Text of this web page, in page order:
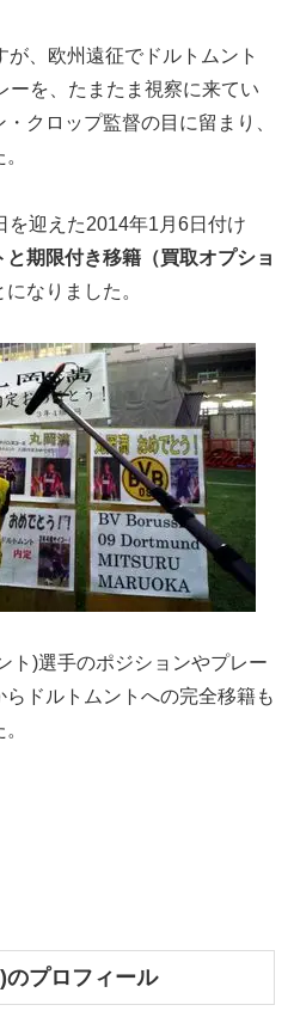
、欧州遠征でドルトムント
ーを、たまたま視察に来てい
クロップ監督の目に留まり、
を迎えた2014年1月6日付け
と期限付き移籍（買取オプショ
なりました。
ト)選手のポジションやプレー
ドルトムントへの完全移籍も
のプロフィール